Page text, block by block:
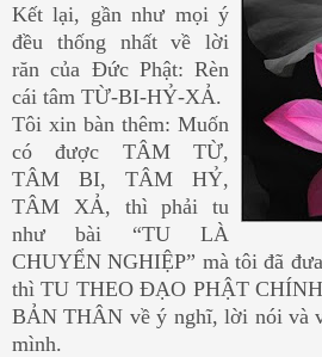
Kết lại, gần như mọi ý
đều thống nhất về lời
răn của Đức Phật: Rèn
cái tâm TỪ-BI-HỶ-XẢ.
Tôi xin bàn thêm: Muốn
có được TÂM TỪ,
TÂM BI, TÂM HỶ,
TÂM XẢ, thì phải tu
như bài “TU LÀ
CHUYỂN NGHIỆP” mà tôi đã
thì TU THEO ĐẠO PHẬT
BẢN THÂN về ý nghĩ, lời nói và
mình.